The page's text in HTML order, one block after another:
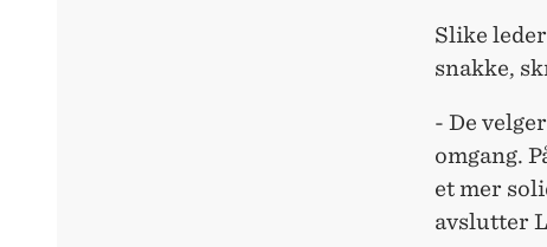
Slike
snakke,
- De
omgang.
et mer
avslutter